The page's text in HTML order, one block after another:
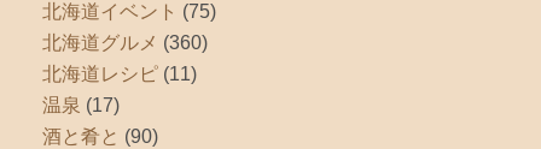
北海道イベント (75)
北海道グルメ (360)
北海道レシピ (11)
温泉 (17)
酒と肴と (90)